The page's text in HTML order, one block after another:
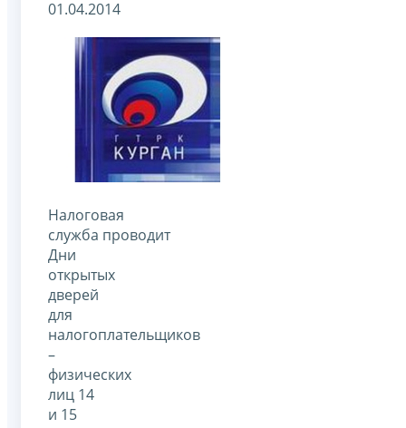
01.04.2014
Налоговая
служба проводит
Дни
открытых
дверей
для
налогоплательщиков
–
физических
лиц 14
и 15